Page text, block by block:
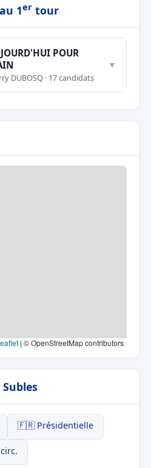
1er tour
POUR
DUBOSQ · 17 candidats
▼
| © OpenStreetMap contributors
🇫🇷 Présidentielle